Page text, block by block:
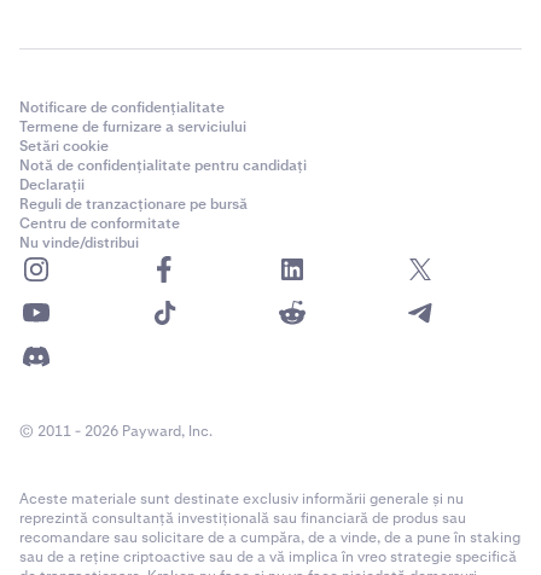
Notificare de confidențialitate
Termene de furnizare a serviciului
Setări cookie
Notă de confidențialitate pentru candidați
Declarații
Reguli de tranzacționare pe bursă
Centru de conformitate
Nu vinde/distribui
© 2011 - 2026 Payward, Inc.
Aceste materiale sunt destinate exclusiv informării generale și nu
reprezintă consultanță investițională sau financiară de produs sau
recomandare sau solicitare de a cumpăra, de a vinde, de a pune în staking
sau de a reține criptoactive sau de a vă implica în vreo strategie specifică